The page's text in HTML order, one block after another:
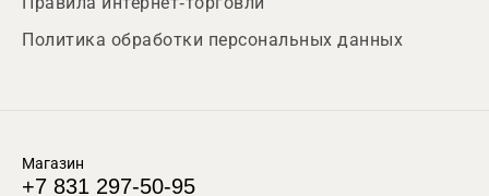
Политика обработки персональных данных
Магазин
+7 831 297-50-95